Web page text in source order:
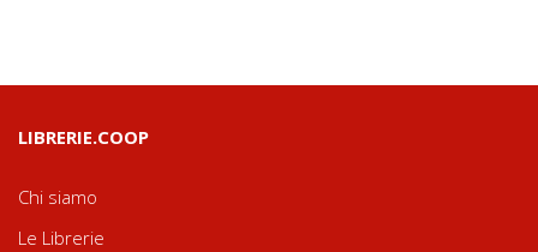
LIBRERIE.COOP
Chi siamo
Le Librerie